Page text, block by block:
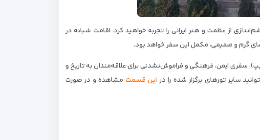
از عظمت و هنر ایرانی را تجربه خواهید کرد. اقامت شبانه در
گرم و صمیمی، مکمل این سفر خواهد بود.
سفری ایمن، فرهنگی و فراموش‌نشدنی برای علاقه‌مندان به تاریخ و
سایر تورهای برگزار شده را در این قسمت مشاهده و در صورت